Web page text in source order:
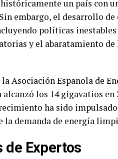
un país con
embargo, el desarrollo
políticas
y el abaratamiento
la Asociación Española de
alcanzó los 14 gigavatios
ha sido
la demanda de energía
de Expertos